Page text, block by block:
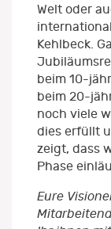
Welt oder
Kehlbeck.
beim 10-
beim 20-
noch viele
dies erfüllt
zeigt, dass
Phase
Eure